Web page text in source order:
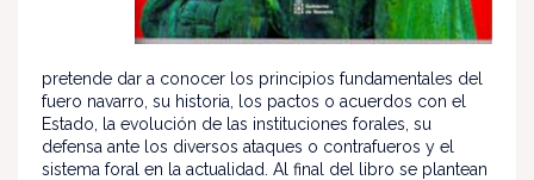
pretende dar a conocer los principios fundamentales del
fuero navarro, su historia, los pactos o acuerdos con el
Estado, la evolución de las instituciones forales, su
defensa ante los diversos ataques o contrafueros y el
sistema foral en la actualidad. Al final del libro se plantean